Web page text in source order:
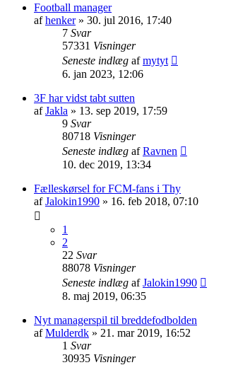
Football manager
afhenker» 30. jul 2016, 17:40
7 Svar
57331 Visninger
Seneste indlæg afmytyt
6. jan 2023, 12:06
3F har vidst tabt sutten
afJakla » 13. sep 2019, 17:59
9 Svar
80718 Visninger
Seneste indlæg afRavnen
10. dec 2019, 13:34
Fælleskørsel for FCM-fans i Thy
afJalokin1990 » 16. feb 2018, 07:10
1
2
22 Svar
88078 Visninger
Seneste indlæg afJalokin1990
8. maj 2019, 06:35
Nyt managerspil til breddefodbolden
afMulderdk » 21. mar 2019, 16:52
1 Svar
30935 Visninger